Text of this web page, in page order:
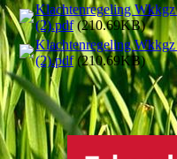
Klachtenregeling
(2).pdf(210.69KB)
Klachtenregeling
(2).pdf(210.69KB)